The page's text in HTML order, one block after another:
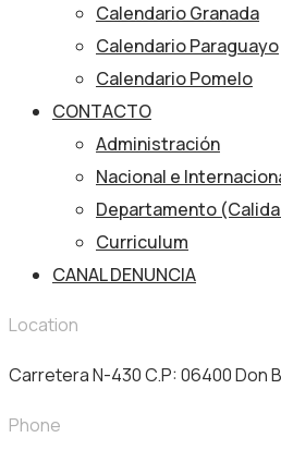
Calendario Granada
Calendario Paraguayo
Calendario Pomelo
CONTACTO
Administración
Nacional e
Departamento
Curriculum
CANAL DENUNCIA
Location
Carretera N-430 C.P: 06400 Don
Phone